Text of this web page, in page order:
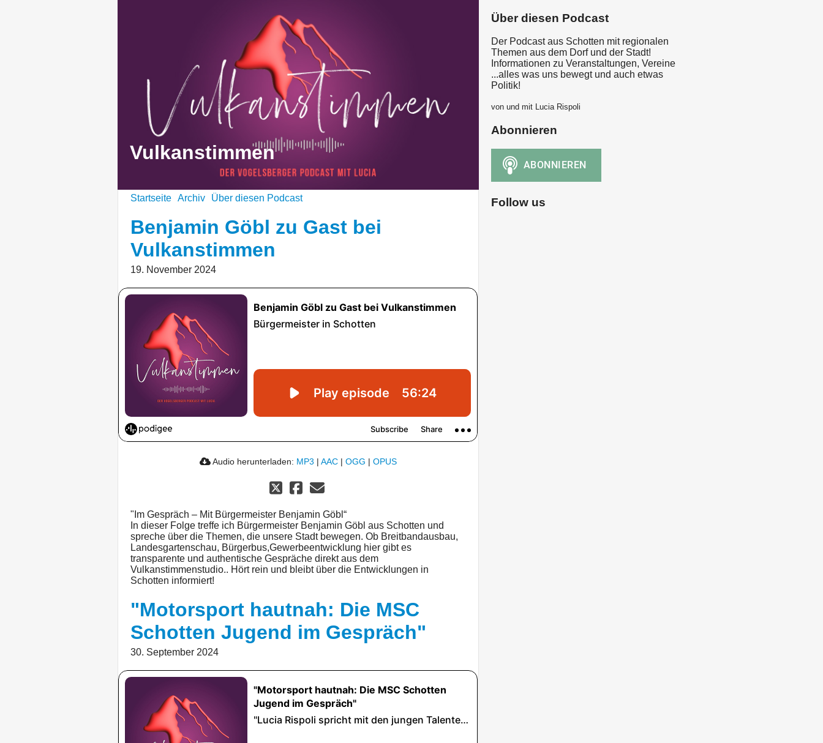
Vulkanstimmen
Startseite Archiv Über diesen Podcast
Benjamin Göbl zu Gast bei
Vulkanstimmen
19. November 2024
Audio herunterladen: MP3 | AAC | OGG | OPUS
"Im Gespräch – Mit Bürgermeister Benjamin Göbl“
In dieser Folge treffe ich Bürgermeister Benjamin Göbl aus Schotten und
spreche über die Themen, die unsere Stadt bewegen. Ob Breitbandausbau,
Landesgartenschau, Bürgerbus,Gewerbeentwicklung hier gibt es
transparente und authentische Gespräche direkt aus dem
Vulkanstimmenstudio.. Hört rein und bleibt über die Entwicklungen in
Schotten informiert!
"Motorsport hautnah: Die MSC
Schotten Jugend im Gespräch"
30. September 2024
Über diesen Podcast
Der Podcast aus Schotten mit regionalen
Themen aus dem Dorf und der Stadt!
Informationen zu Veranstaltungen, Vereine
...alles was uns bewegt und auch etwas
Politik!
von und mit Lucia Rispoli
Abonnieren
Follow us